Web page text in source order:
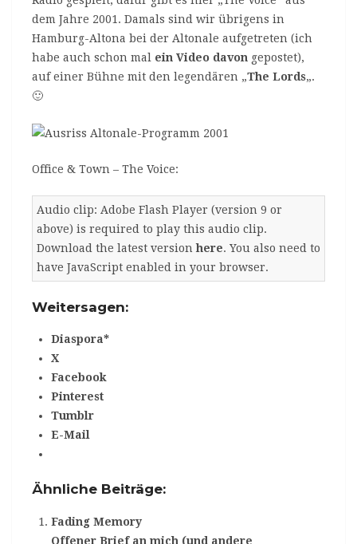
dem Jahre 2001. Damals sind wir übrigens in
Hamburg-Altona bei der Altonale aufgetreten (ich
habe auch schon mal ein Video davon gepostet),
auf einer Bühne mit den legendären „The Lords„.
🙂
Office & Town – The Voice:
Audio clip: Adobe Flash Player (version 9 or
above) is required to play this audio clip.
Download the latest versionhere. You also need to
have JavaScript enabled in your browser.
Weitersagen:
Diaspora*
X
Facebook
Pinterest
Tumblr
E-Mail
Ähnliche Beiträge:
Fading Memory
Offener Brief an mich (und andere